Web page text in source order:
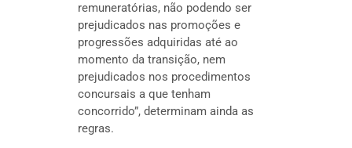
remuneratórias, não podendo ser
prejudicados nas promoções e
progressões adquiridas até ao
momento da transição, nem
prejudicados nos procedimentos
concursais a que tenham
concorrido”, determinam ainda as
regras.